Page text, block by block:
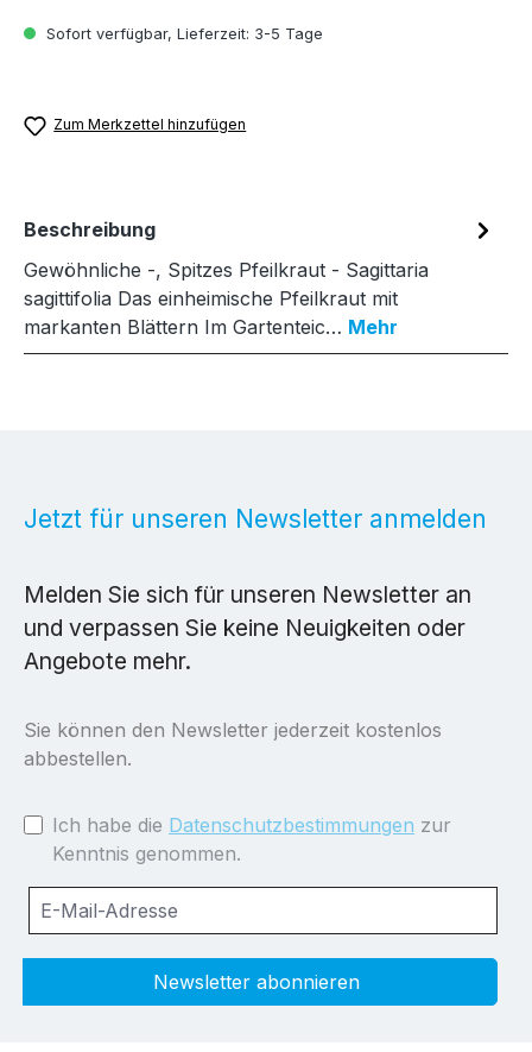
Sofort verfügbar, Lieferzeit: 3-5 Tage
Zum Merkzettel hinzufügen
Beschreibung
Gewöhnliche -, Spitzes Pfeilkraut - Sagittaria
sagittifolia Das einheimische Pfeilkraut mit
markanten Blättern Im Gartenteic… Mehr
Jetzt für unseren Newsletter anmelden
Melden Sie sich für unseren Newsletter an
und verpassen Sie keine Neuigkeiten oder
Angebote mehr.
Sie können den Newsletter jederzeit kostenlos
abbestellen.
Ich habe die Datenschutzbestimmungen zur
Kenntnis genommen.
Newsletter abonnieren